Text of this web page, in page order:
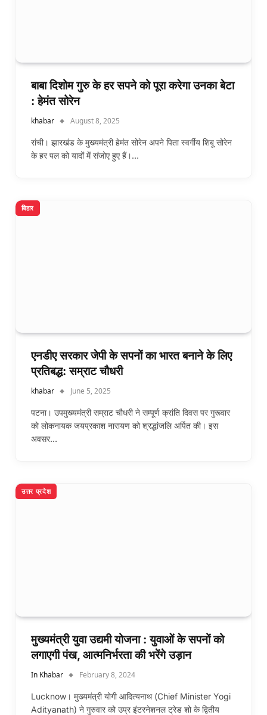
बाबा दिशोम गुरु के हर सपने को पूरा करेगा उनका बेटा
: हेमंत सोरेन
khabar August 8, 2025
रांची। झारखंड के मुख्यमंत्री हेमंत सोरेन अपने पिता स्वर्गीय शिबू सोरेन
के हर पल को यादों में संजोए हुए हैं।…
बिहार
एनडीए सरकार जेपी के सपनों का भारत बनाने के लिए
प्रतिबद्ध: सम्राट चौधरी
khabar June 5, 2025
पटना। उपमुख्यमंत्री सम्राट चौधरी ने सम्पूर्ण क्रांति दिवस पर गुरूवार
काे लोकनायक जयप्रकाश नारायण को श्रद्धांजलि अर्पित की। इस
अवसर…
उत्तर प्रदेश
मुख्यमंत्री युवा उद्यमी योजना : युवाओं के सपनों को
लगाएगी पंख, आत्मनिर्भरता की भरेंगे उड़ान
In Khabar February 8, 2024
Lucknow। मुख्यमंत्री योगी आदित्यनाथ (Chief Minister Yogi
Adityanath) ने गुरुवार को उप्र इंटरनेशनल ट्रेड शो के द्वितीय